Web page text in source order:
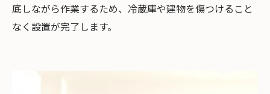
底しながら作業するため、冷蔵庫や建物を傷つけること
なく設置が完了します。